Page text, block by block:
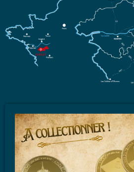
L'équipe
Brochures et Plans
Vidéos